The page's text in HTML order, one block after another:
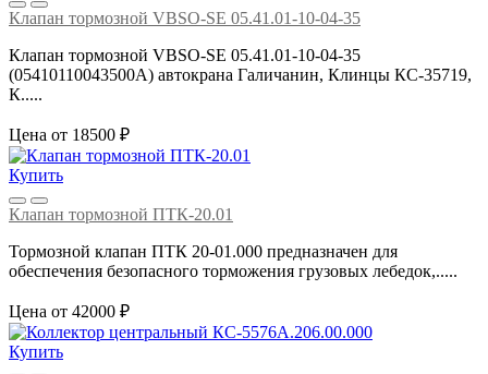
Клапан тормозной VBSO-SE 05.41.01-10-04-35
Клапан тормозной VBSO-SE 05.41.01-10-04-35
(05410110043500А) автокрана Галичанин, Клинцы КС-35719,
К.....
Цена от 18500 ₽
Купить
Клапан тормозной ПТК-20.01
Тормозной клапан ПТК 20-01.000 предназначен для
обеспечения безопасного торможения грузовых лебедок,.....
Цена от 42000 ₽
Купить